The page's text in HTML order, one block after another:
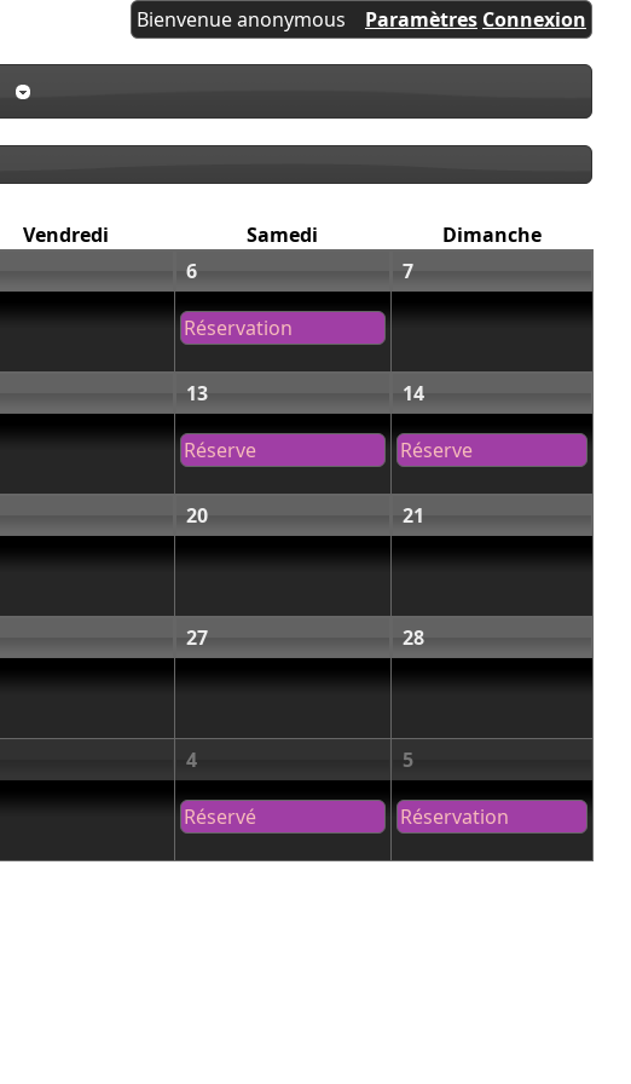
Bienvenue anonymous Paramètres Connexion
Vendredi Samedi
Dimanche
6
Réservation
7
13
Réserve
14
Réserve
20 21
27 28
4
Réservé
5
Réservation